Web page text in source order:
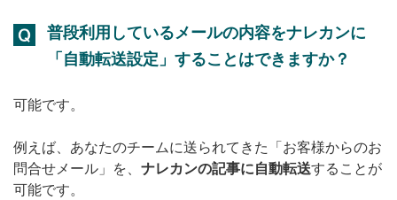
充実サポート
無料トライアル
普段利用しているメールの内容をナレカンに
「自動転送設定」することはできますか？
可能です。
例えば、あなたのチームに送られてきた「お客様からのお
問合せメール」を、 ナレカンの記事に自動転送することが
可能です。